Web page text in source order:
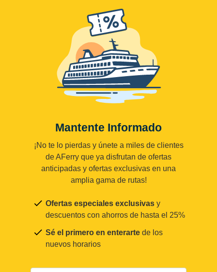
Mantente Informado
¡No te lo pierdas y únete a miles de clientes
de AFerry que ya disfrutan de ofertas
anticipadas y ofertas exclusivas en una
amplia gama de rutas!
Ofertas especiales exclusivas y
descuentos con ahorros de hasta el 25%
Sé el primero en enterarte de los
nuevos horarios